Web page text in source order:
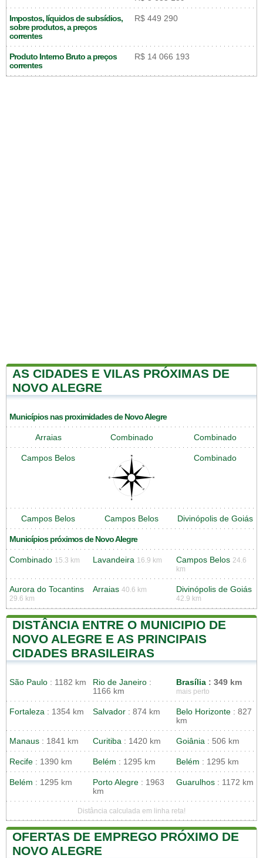
Impostos, líquidos de subsídios,
sobre produtos, a preços
correntes
R$ 449 290
Produto Interno Bruto a preços
correntes
R$ 14 066 193
AS CIDADES E VILAS PRÓXIMAS DE
NOVO ALEGRE
Municípios nas proximidades de Novo Alegre
Arraias Combinado Combinado
Campos Belos Combinado
Campos Belos Campos Belos Divinópolis de Goiás
Municípios próximos de Novo Alegre
Combinado 15.3 km Lavandeira 16.9 km Campos Belos 24.6
km
Aurora do Tocantins
29.6 km
Arraias 40.6 km Divinópolis de Goiás
42.9 km
DISTÂNCIA ENTRE O MUNICIPIO DE
NOVO ALEGRE E AS PRINCIPAIS
CIDADES BRASILEIRAS
São Paulo : 1182 km Rio de Janeiro :
1166 km
Brasília : 349 km
mais perto
Fortaleza : 1354 km Salvador : 874 km Belo Horizonte : 827
km
Manaus : 1841 km Curitiba : 1420 km Goiânia : 506 km
Recife : 1390 km Belém : 1295 km Belém : 1295 km
Belém : 1295 km Porto Alegre : 1963
km
Guarulhos : 1172 km
Distância calculada em linha reta!
OFERTAS DE EMPREGO PRÓXIMO DE
NOVO ALEGRE